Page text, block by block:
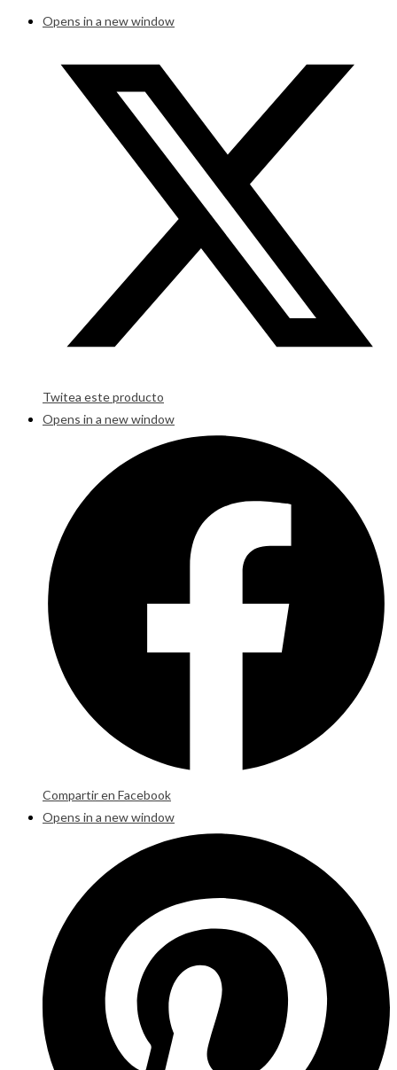
Opens in a new window
Twitea este producto
Opens in a new window
Compartir en Facebook
Opens in a new window